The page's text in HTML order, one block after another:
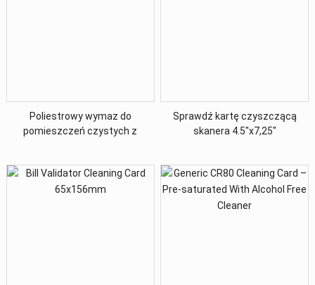
Poliestrowy wymaz do
pomieszczeń czystych z
Sprawdź kartę czyszczącą
skanera 4.5″x7,25″